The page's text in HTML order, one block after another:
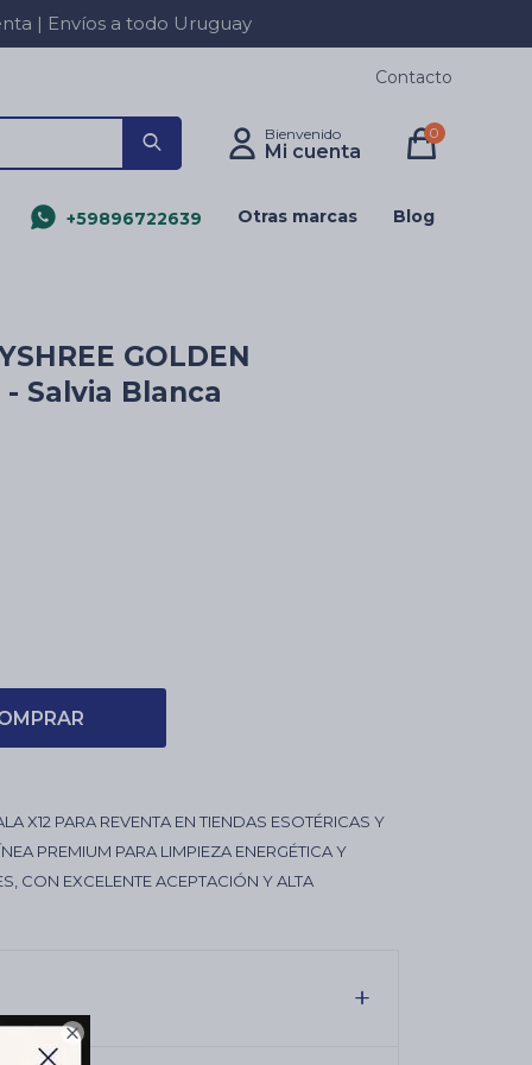

| Envíos a todo Uruguay
+59896722639 Otras marcas Blog
0
Contacto
GOLDEN
- Salvia Blanca
X12 PARA REVENTA EN TIENDAS ESOTÉRICAS Y
PREMIUM PARA LIMPIEZA ENERGÉTICA Y
CON EXCELENTE ACEPTACIÓN Y ALTA